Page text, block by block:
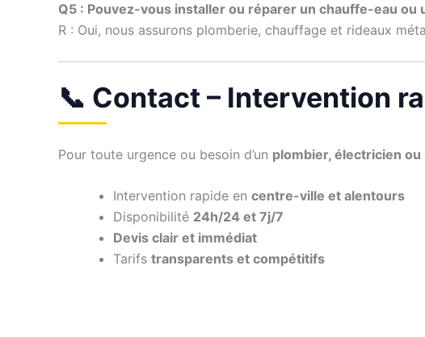
Q5 : Pouvez-vous installer ou réparer un chauffe-eau ou
R : Oui, nous assurons plomberie, chauffage et rideaux
📞 Contact – Intervention
Pour toute urgence ou besoin d’un plombier, électricien
Intervention rapide en centre-ville et alentours
Disponibilité 24h/24 et 7j/7
Devis clair et immédiat
Tarifs transparents et compétitifs